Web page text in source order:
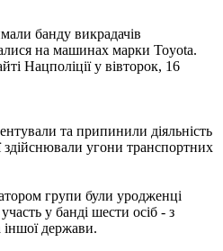
банду викрадачів
на машинах марки Toyota.
Нацполіції у вівторок, 16
та припинили діяльність
здійснювали угони транспортних
групи були уродженці
у банді шести осіб - з
держави.